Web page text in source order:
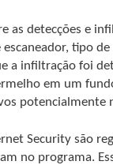
detecções e
tipo
a infiltração foi
em um
potencialmente
Security são
no programa.